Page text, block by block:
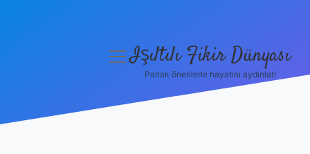
menüyüIşıltılı Fikir Dünyası
Parlak önerilerle hayatını aydınlat!